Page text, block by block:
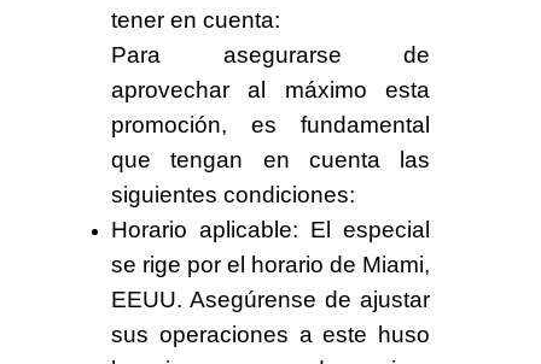
tener en cuenta:
Para asegurarse de
aprovechar al máximo esta
promoción, es fundamental
que tengan en cuenta las
siguientes condiciones:
Horario aplicable: El especial
se rige por el horario de Miami,
EEUU. Asegúrense de ajustar
sus operaciones a este huso